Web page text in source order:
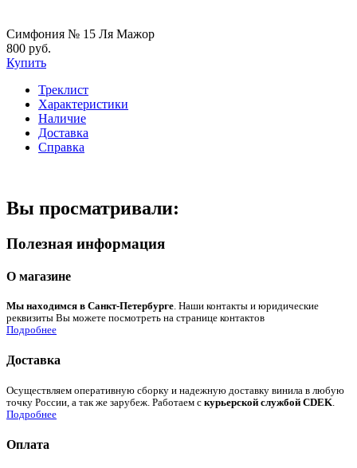
Симфония № 15 Ля Мажор
800 руб.
Купить
Треклист
Характеристики
Наличие
Доставка
Справка
Вы просматривали:
Полезная информация
О магазине
Мы находимся в Санкт-Петербурге. Наши контакты и юридические
реквизиты Вы можете посмотреть на странице контактов
Подробнее
Доставка
Осуществляем оперативную сборку и надежную доставку винила в любую
точку России, а так же зарубеж. Работаем с курьерской службой CDEK
Подробнее
Оплата